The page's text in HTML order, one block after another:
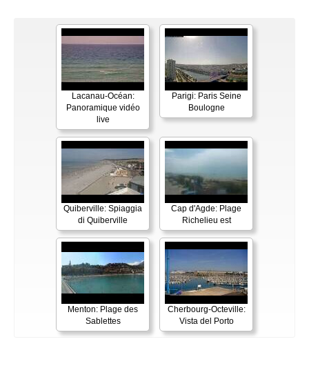
Lacanau-Océan:
Panoramique vidéo
live
Parigi: Paris Seine
Boulogne
Quiberville: Spiaggia
di Quiberville
Cap d'Agde: Plage
Richelieu est
Menton: Plage des
Sablettes
Cherbourg-Octeville:
Vista del Porto